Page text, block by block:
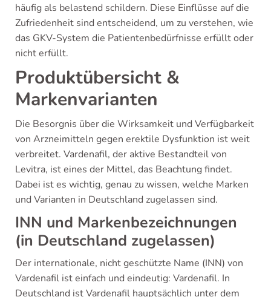
häufig als belastend schildern. Diese Einflüsse auf die
Zufriedenheit sind entscheidend, um zu verstehen, wie
das GKV-System die Patientenbedürfnisse erfüllt oder
nicht erfüllt.
Produktübersicht &
Markenvarianten
Die Besorgnis über die Wirksamkeit und Verfügbarkeit
von Arzneimitteln gegen erektile Dysfunktion ist weit
verbreitet. Vardenafil, der aktive Bestandteil von
Levitra, ist eines der Mittel, das Beachtung findet.
Dabei ist es wichtig, genau zu wissen, welche Marken
und Varianten in Deutschland zugelassen sind.
INN und Markenbezeichnungen
(in Deutschland zugelassen)
Der internationale, nicht geschützte Name (INN) von
Vardenafil ist einfach und eindeutig: Vardenafil. In
Deutschland ist Vardenafil hauptsächlich unter dem